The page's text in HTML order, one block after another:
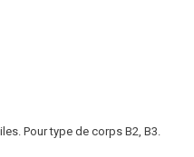
Pour type de corps B2, B3.